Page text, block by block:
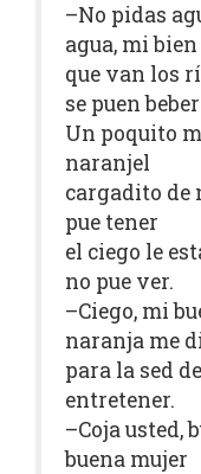
–No pidas
agua, mi bien
que van los
se puen
Un poquito
naranjel
cargadito
pue tener
el ciego le
no pue ver.
–Ciego, mi
naranja me
para la sed
entretener.
–Coja usted,
buena mujer